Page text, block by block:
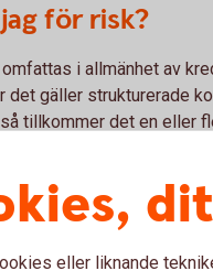
för risk?
i allmänhet av
det gäller strukturerade
tillkommer det en eller
materialiseras
kan skräddarsys
eller liknande